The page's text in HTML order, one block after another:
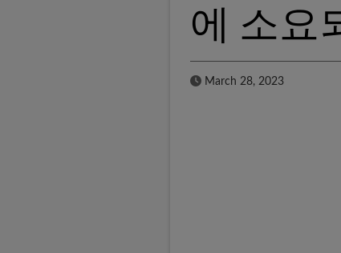
에 소요
Published Date
March 28, 2023